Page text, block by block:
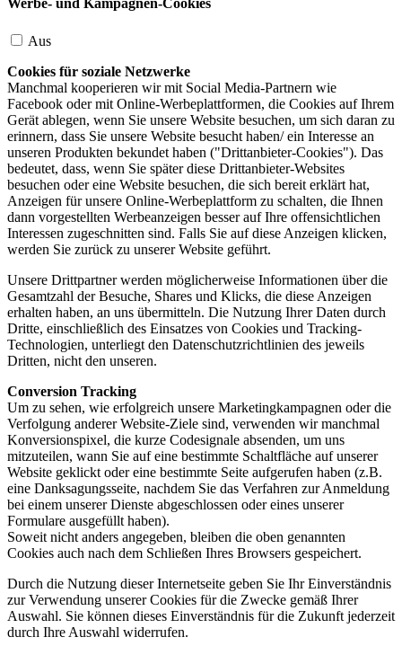
Werbe- und Kampagnen-Cookies
Aus
Cookies für soziale Netzwerke
Manchmal kooperieren wir mit Social Media-Partnern wie
Facebook oder mit Online-Werbeplattformen, die Cookies auf Ihrem
Gerät ablegen, wenn Sie unsere Website besuchen, um sich daran zu
erinnern, dass Sie unsere Website besucht haben/ ein Interesse an
unseren Produkten bekundet haben ("Drittanbieter-Cookies"). Das
bedeutet, dass, wenn Sie später diese Drittanbieter-Websites
besuchen oder eine Website besuchen, die sich bereit erklärt hat,
Anzeigen für unsere Online-Werbeplattform zu schalten, die Ihnen
dann vorgestellten Werbeanzeigen besser auf Ihre offensichtlichen
Interessen zugeschnitten sind. Falls Sie auf diese Anzeigen klicken,
werden Sie zurück zu unserer Website geführt.
Unsere Drittpartner werden möglicherweise Informationen über die
Gesamtzahl der Besuche, Shares und Klicks, die diese Anzeigen
erhalten haben, an uns übermitteln. Die Nutzung Ihrer Daten durch
Dritte, einschließlich des Einsatzes von Cookies und Tracking-
Technologien, unterliegt den Datenschutzrichtlinien des jeweils
Dritten, nicht den unseren.
Conversion Tracking
Um zu sehen, wie erfolgreich unsere Marketingkampagnen oder die
Verfolgung anderer Website-Ziele sind, verwenden wir manchmal
Konversionspixel, die kurze Codesignale absenden, um uns
mitzuteilen, wann Sie auf eine bestimmte Schaltfläche auf unserer
Website geklickt oder eine bestimmte Seite aufgerufen haben (z.B.
eine Danksagungsseite, nachdem Sie das Verfahren zur Anmeldung
bei einem unserer Dienste abgeschlossen oder eines unserer
Formulare ausgefüllt haben).
Soweit nicht anders angegeben, bleiben die oben genannten
Cookies auch nach dem Schließen Ihres Browsers gespeichert.
Durch die Nutzung dieser Internetseite geben Sie Ihr Einverständnis
zur Verwendung unserer Cookies für die Zwecke gemäß Ihrer
Auswahl. Sie können dieses Einverständnis für die Zukunft jederzeit
durch Ihre Auswahl widerrufen.